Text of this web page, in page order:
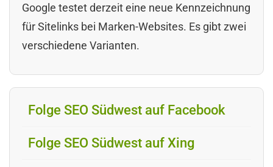
Google testet derzeit eine neue Kennzeichnung
für Sitelinks bei Marken-Websites. Es gibt zwei
verschiedene Varianten.
Folge SEO Südwest auf Facebook
Folge SEO Südwest auf Xing